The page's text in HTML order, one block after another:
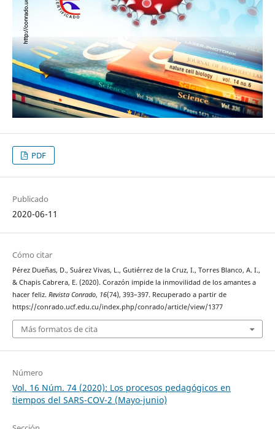
PDF
Publicado
2020-06-11
Cómo citar
Pérez Dueñas, D., Suárez Vivas, L., Gutiérrez de la Cruz, I., Torres Blanco, A. I.,
& Chapis Cabrera, E. (2020). Corazón impide la inmovilidad de los amantes a
hacer feliz. Revista Conrado, 16(74), 393–397. Recuperado a partir de
https://conrado.ucf.edu.cu/index.php/conrado/article/view/1377
Más formatos de cita
Número
Vol. 16 Núm. 74 (2020): Los procesos pedagógicos en
tiempos del SARS-COV-2 (Mayo-junio)